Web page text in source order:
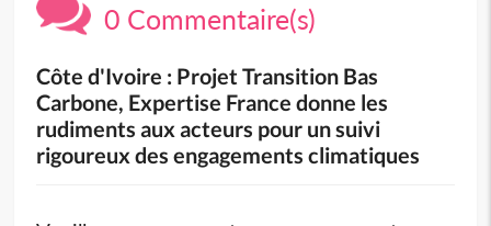
0 Commentaire(s)
Côte d'Ivoire : Projet Transition Bas
Carbone, Expertise France donne les
rudiments aux acteurs pour un suivi
rigoureux des engagements climatiques